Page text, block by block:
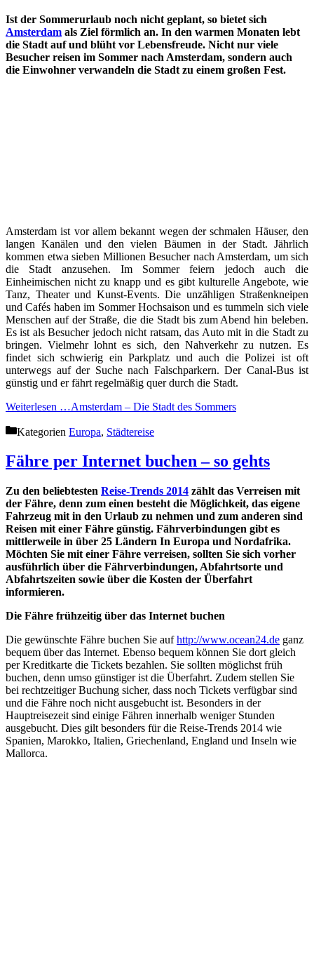
Ist der Sommerurlaub noch nicht geplant, so bietet sich
Amsterdam als Ziel förmlich an. In den warmen Monaten lebt
die Stadt auf und blüht vor Lebensfreude. Nicht nur viele
Besucher reisen im Sommer nach Amsterdam, sondern auch
die Einwohner verwandeln die Stadt zu einem großen Fest.
Amsterdam ist vor allem bekannt wegen der schmalen Häuser, den
langen Kanälen und den vielen Bäumen in der Stadt. Jährlich
kommen etwa sieben Millionen Besucher nach Amsterdam, um sich
die Stadt anzusehen. Im Sommer feiern jedoch auch die
Einheimischen nicht zu knapp und es gibt kulturelle Angebote, wie
Tanz, Theater und Kunst-Events. Die unzähligen Straßenkneipen
und Cafés haben im Sommer Hochsaison und es tummeln sich viele
Menschen auf der Straße, die die Stadt bis zum Abend hin beleben.
Es ist als Besucher jedoch nicht ratsam, das Auto mit in die Stadt zu
bringen. Vielmehr lohnt es sich, den Nahverkehr zu nutzen. Es
findet sich schwierig ein Parkplatz und auch die Polizei ist oft
unterwegs auf der Suche nach Falschparkern. Der Canal-Bus ist
günstig und er fährt regelmäßig quer durch die Stadt.
Weiterlesen …Amsterdam – Die Stadt des Sommers
Kategorien Europa, Städtereise
Fähre per Internet buchen – so gehts
Zu den beliebtesten Reise-Trends 2014 zählt das Verreisen mit
der Fähre, denn zum einen besteht die Möglichkeit, das eigene
Fahrzeug mit in den Urlaub zu nehmen und zum anderen sind
Reisen mit einer Fähre günstig. Fährverbindungen gibt es
mittlerweile in über 25 Ländern In Europa und Nordafrika.
Möchten Sie mit einer Fähre verreisen, sollten Sie sich vorher
ausführlich über die Fährverbindungen, Abfahrtsorte und
Abfahrtszeiten sowie über die Kosten der Überfahrt
informieren.
Die Fähre frühzeitig über das Internet buchen
Die gewünschte Fähre buchen Sie aufhttp://www.ocean24.de ganz
bequem über das Internet. Ebenso bequem können Sie dort gleich
per Kreditkarte die Tickets bezahlen. Sie sollten möglichst früh
buchen, denn umso günstiger ist die Überfahrt. Zudem stellen Sie
bei rechtzeitiger Buchung sicher, dass noch Tickets verfügbar sind
und die Fähre noch nicht ausgebucht ist. Besonders in der
Hauptreisezeit sind einige Fähren innerhalb weniger Stunden
ausgebucht. Dies gilt besonders für die Reise-Trends 2014 wie
Spanien, Marokko, Italien, Griechenland, England und Inseln wie
Mallorca.